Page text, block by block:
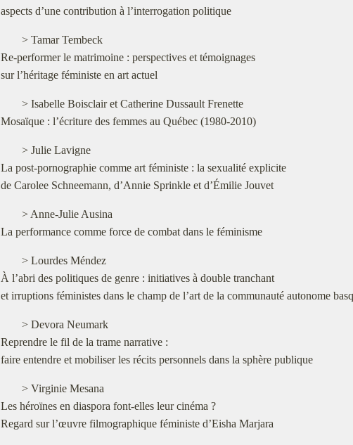
aspects d’une contribution à l’interrogation politique
> Tamar Tembeck
Re-performer le matrimoine : perspectives et témoignages
sur l’héritage féministe en art actuel
> Isabelle Boisclair et Catherine Dussault Frenette
Mosaïque : l’écriture des femmes au Québec (1980-2010)
> Julie Lavigne
La post-pornographie comme art féministe : la sexualité explicite
de Carolee Schneemann, d’Annie Sprinkle et d’Émilie Jouvet
> Anne-Julie Ausina
La performance comme force de combat dans le féminisme
> Lourdes Méndez
À l’abri des politiques de genre : initiatives à double tranchant
et irruptions féministes dans le champ de l’art de la communauté autonome
> Devora Neumark
Reprendre le fil de la trame narrative :
faire entendre et mobiliser les récits personnels dans la sphère publique
> Virginie Mesana
Les héroïnes en diaspora font-elles leur cinéma ?
Regard sur l’œuvre filmographique féministe d’Eisha Marjara